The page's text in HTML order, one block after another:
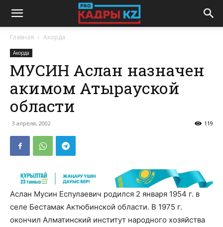
Главная Акорда
Акорда
МУСИН Аслан назначен
акимом Атырауской
области
3 апреля, 2002 119
Аслан Мусин Еспулаевич родился 2 января 1954 г. в
селе Бестамак Актюбинской области. В 1975 г.
окончил Алматинский институт народного хозяйства